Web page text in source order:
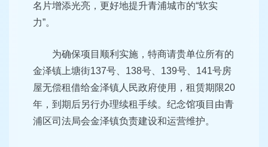
名片增添光亮，更好地提升青浦城市的“软实
力”。
为确保项目顺利实施，特商请贵单位所有的
金泽镇上塘街137号、138号、139号、141号房
屋无偿租借给金泽镇人民政府使用，租赁期限20
年，到期后另行办理续租手续。纪念馆项目由青
浦区司法局会金泽镇负责建设和运营维护。